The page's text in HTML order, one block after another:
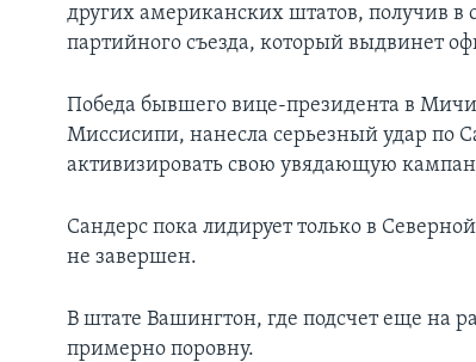
других американских штатов, получив в
партийного съезда, который выдвинет
Победа бывшего вице-президента в
Миссисипи, нанесла серьезный удар по
активизировать свою увядающую
Сандерс пока лидирует только в
не завершен.
В штате Вашингтон, где подсчет еще на
примерно поровну.